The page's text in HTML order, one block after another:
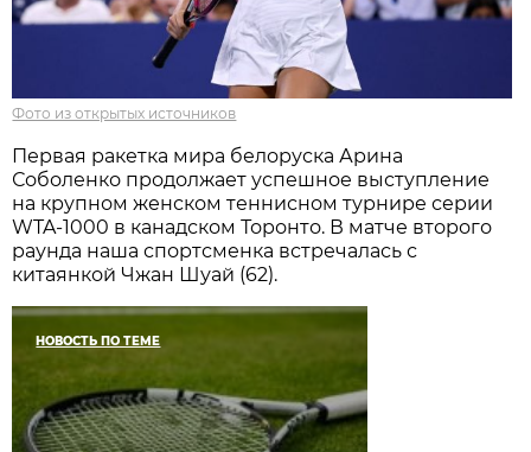
Фото из открытых источников
Первая ракетка мира белоруска Арина
Соболенко продолжает успешное выступление
на крупном женском теннисном турнире серии
WTA-1000 в канадском Торонто. В матче второго
раунда наша спортсменка встречалась с
китаянкой Чжан Шуай (62).
НОВОСТЬ ПО ТЕМЕ